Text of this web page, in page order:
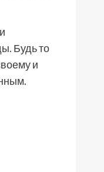
Будь то
и